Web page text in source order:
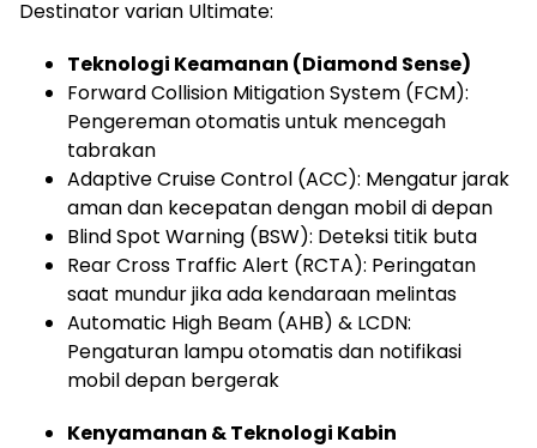
Destinator varian Ultimate:
Teknologi Keamanan (Diamond Sense)
Forward Collision Mitigation System (FCM):
Pengereman otomatis untuk mencegah
tabrakan
Adaptive Cruise Control (ACC): Mengatur jarak
aman dan kecepatan dengan mobil di depan
Blind Spot Warning (BSW): Deteksi titik buta
Rear Cross Traffic Alert (RCTA): Peringatan
saat mundur jika ada kendaraan melintas
Automatic High Beam (AHB) & LCDN:
Pengaturan lampu otomatis dan notifikasi
mobil depan bergerak
Kenyamanan & Teknologi Kabin